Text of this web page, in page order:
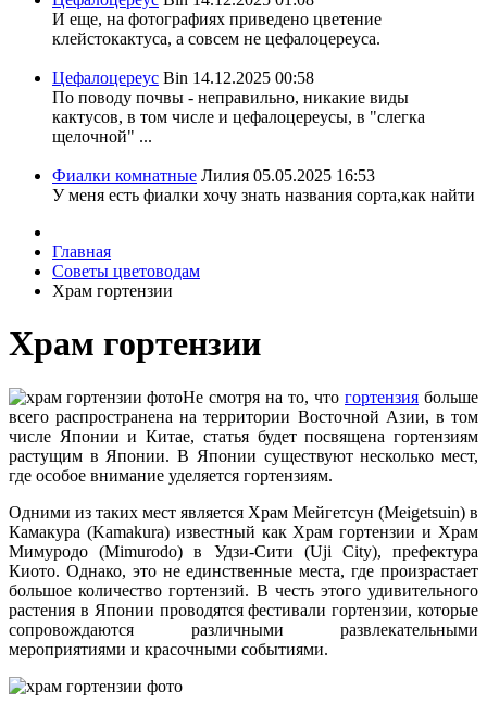
И еще, на фотографиях приведено цветение
клейстокактуса, а совсем не цефалоцереуса.
Цефалоцереус Bin 14.12.2025 00:58
По поводу почвы - неправильно, никакие виды
кактусов, в том числе и цефалоцереусы, в "слегка
щелочной" ...
Фиалки комнатные Лилия 05.05.2025 16:53
У меня есть фиалки хочу знать названия сорта,как найти
Главная
Советы цветоводам
Храм гортензии
Храм гортензии
Не смотря на то, что гортензия больше
всего распространена на территории Восточной Азии, в том
числе Японии и Китае, статья будет посвящена гортензиям
растущим в Японии. В Японии существуют несколько мест,
где особое внимание уделяется гортензиям.
Одними из таких мест является Храм Мейгетсун (Meigetsuin) в
Камакура (Kamakura) известный как Храм гортензии и Храм
Мимуродо (Mimurodo) в Удзи-Сити (Uji City), префектура
Киото. Однако, это не единственные места, где произрастает
большое количество гортензий. В честь этого удивительного
растения в Японии проводятся фестивали гортензии, которые
сопровождаются различными развлекательными
мероприятиями и красочными событиями.